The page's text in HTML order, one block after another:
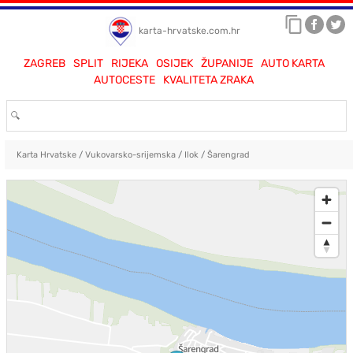
karta-hrvatske.com.hr
ZAGREB SPLIT RIJEKA OSIJEK ŽUPANIJE
AUTO KARTA
AUTOCESTE
KVALITETA ZRAKA
Karta Hrvatske/ Vukovarsko-srijemska/ Ilok / Šarengrad